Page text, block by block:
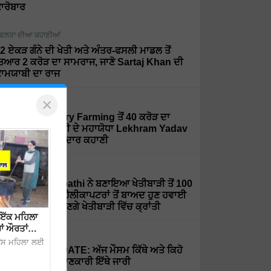
ਦੀਆ ਕਹਾਣੀਆਂ
ਏਕੜ ਗੰਨੇ ਦੀ ਖੇਤੀ ਅਤੇ ਅੰਤਰ-ਫਸਲੀ ਮਾਡਲ ਤੋਂ
2 ਕਰੋੜ ਦਾ ਸਾਮਰਾਜ, ਜਾਣੋ Sartaj Khan ਦੀ
ਦਾ ਰਾਜ
ਦੀਆ ਕਹਾਣੀਆਂ
Organic ਅਤੇ Dairy Farming ਤੋਂ 40 ਕਰੋੜ ਦਾ
ਦੇਖੋ ਮਿੱਟੀ ਦੇ ਮਹਾਯੋਧਾ Lekhram Yadav
ਸਫਲਤਾ ਦੀ ਸ਼ਾਨਦਾਰ ਕਹਾਣੀ
ਦੀਆ ਕਹਾਣੀਆਂ
Rajaram Tripathi ਨੇ ਬਣਾਇਆ ਖੇਤੀਬਾੜੀ ਤੋਂ 100
ਦਾ ਕਾਰੋਬਾਰ, ਹੈਲੀਕਾਪਟਰਾਂ ਤੋਂ ਬਾਅਦ ਹੁਣ ਹਵਾਈ
ਨਾਲ ਲਿਆਉਣਗੇ ਖੇਤੀਬਾੜੀ ਵਿੱਚ ਕ੍ਰਾਂਤੀ
WEATHER UPDATE: ਅੱਜ ਮੌਸਮ ਕਿੱਥੇ ਅਤੇ ਕਿਹੋ
ਜਿਹਾ ਰਹੇਗਾ, ਪੂਰੀ ਜਾਣਕਾਰੀ ਇੱਥੇ ਜਾਰੀ
×
ਮਹਿਲਾ
ਔਰਤਾਂ
ਮਹਿਲਾ ਲਈ